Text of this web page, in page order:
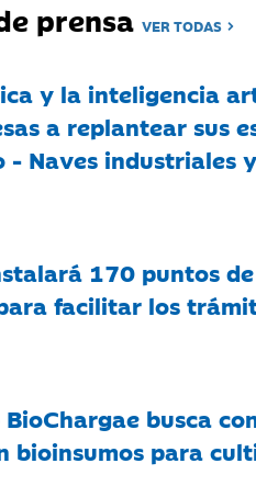
prensaVER TODAS
y la inteligencia
a replantear sus
- Naves industriales
170 puntos
facilitar los
busca
bioinsumos para